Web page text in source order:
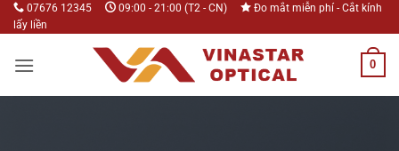
Bỏ
qua
dung
07676 12345 09:00 - 21:00 (T2 - CN)
Đo mắt miễn phí - Cắt kính
lấy liền
0